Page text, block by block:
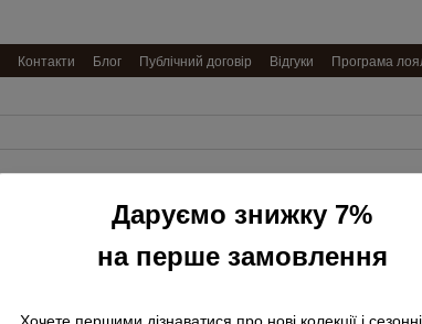
Даруємо знижку 7%
на перше замовлення
Контакти Блог Публічний договір Відгуки Програма
Подарункові
Косметички
Сумка жіноча шкіряна з